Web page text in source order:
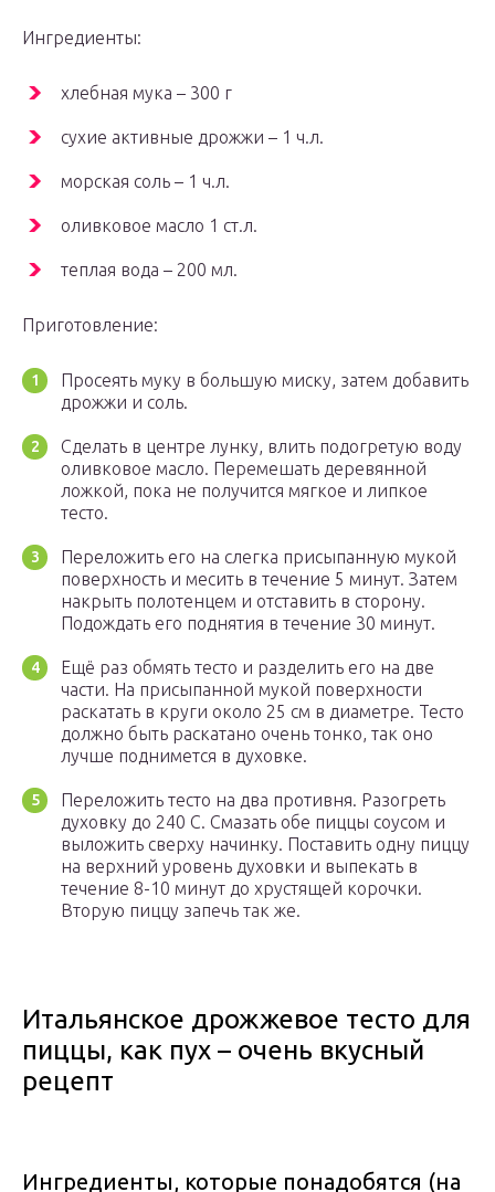
Ингредиенты:
хлебная мука – 300 г
сухие активные дрожжи – 1 ч.л.
морская соль – 1 ч.л.
оливковое масло 1 ст.л.
теплая вода – 200 мл.
Приготовление:
Просеять муку в большую миску, затем добавить
дрожжи и соль.
Сделать в центре лунку, влить подогретую воду
оливковое масло. Перемешать деревянной
ложкой, пока не получится мягкое и липкое
тесто.
Переложить его на слегка присыпанную мукой
поверхность и месить в течение 5 минут. Затем
накрыть полотенцем и отставить в сторону.
Подождать его поднятия в течение 30 минут.
Ещё раз обмять тесто и разделить его на две
части. На присыпанной мукой поверхности
раскатать в круги около 25 см в диаметре. Тесто
должно быть раскатано очень тонко, так оно
лучше поднимется в духовке.
Переложить тесто на два противня. Разогреть
духовку до 240 C. Смазать обе пиццы соусом и
выложить сверху начинку. Поставить одну пиццу
на верхний уровень духовки и выпекать в
течение 8-10 минут до хрустящей корочки.
Вторую пиццу запечь так же.
Итальянское дрожжевое тесто для
пиццы, как пух – очень вкусный
рецепт
Ингредиенты, которые понадобятся (на